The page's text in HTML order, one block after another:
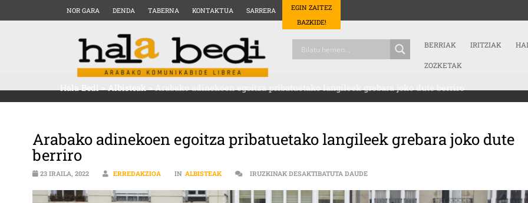
NOR GARA DENDA TABERNA KONTAKTUA SARRERA
EGIN ZAITEZ
BAZKIDE!
BERRIAK IRITZIAK
ZOZKETAK
Hala Bedi>Albisteak>Arabako adinekoen egoitza pribatuetako langileek grebara joko dute berriro
Arabako adinekoen egoitza pribatuetako langileek grebara joko dute
berriro
23 IRAILA, 2022 ERREDAKZIOA IN ALBISTEAK IRUZKINAK DESAKTIBATUTA DAUDEARABAKO ADINEKOEN EGOITZA PRIBATUETAKO